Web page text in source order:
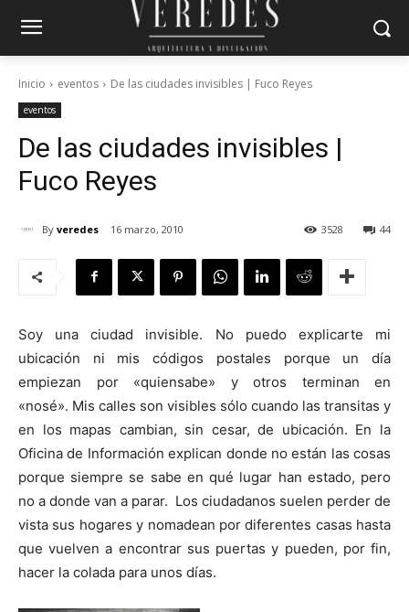
Inicio eventos De las ciudades invisibles | Fuco Reyes
eventos
De las ciudades invisibles |
Fuco Reyes
By veredes 16 marzo, 2010 44
3528
Soy una ciudad invisible. No puedo explicarte mi
ubicación ni mis códigos postales porque un día
empiezan por «quiensabe» y otros terminan en
«nosé». Mis calles son visibles sólo cuando las transitas y
en los mapas cambian, sin cesar, de ubicación. En la
Oficina de Información explican donde no están las cosas
porque siempre se sabe en qué lugar han estado, pero
no a donde van a parar. Los ciudadanos suelen perder de
vista sus hogares y nomadean por diferentes casas hasta
que vuelven a encontrar sus puertas y pueden, por fin,
hacer la colada para unos días.